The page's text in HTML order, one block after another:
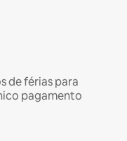
de férias para
pagamento